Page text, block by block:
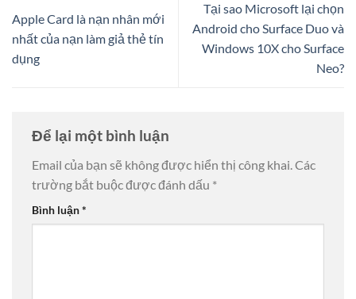
Apple Card là nạn nhân mới
nhất của nạn làm giả thẻ tín
dụng
Tại sao Microsoft lại chọn
Android cho Surface Duo và
Windows 10X cho Surface
Neo?
Để lại một bình luận
Email của bạn sẽ không được hiển thị công khai.Các
trường bắt buộc được đánh dấu *
Bình luận*